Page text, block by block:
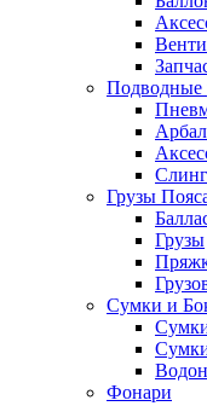
Подводные
Грузы
Грузы
Сумки и
Фонари